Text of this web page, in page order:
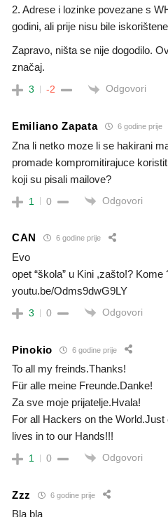
2. Adrese i lozinke povezane s
godini, ali prije nisu bile
Zapravo, ništa se nije dogodilo.
značaj.
3 -2 Odgovori
Emiliano Zapata 6 godine prije
Zna li netko moze li se hakirani
promade kompromitirajuce
koji su pisali mailove?
1 0 Odgovori
CAN 6 godine prije
Evo
opet “škola” u Kini ,zašto!? Kome
youtu.be/Odms9dwG9LY
3 0 Odgovori
Pinokio 6 godine prije
To all my freinds.Thanks!
Für alle meine Freunde.Danke!
Za sve moje prijatelje.Hvala!
For all Hackers on the
lives in to our Hands!!!
1 0 Odgovori
Zzz 6 godine prije
Bla bla